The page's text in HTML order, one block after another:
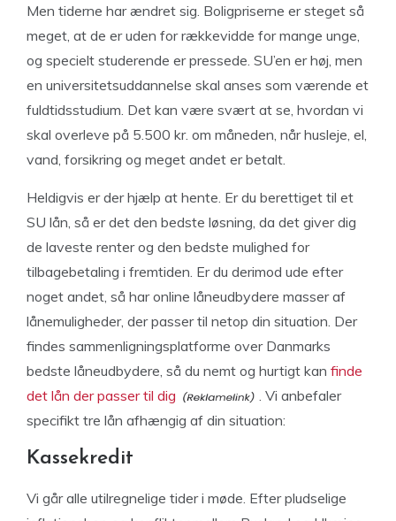
Men tiderne har ændret sig. Boligpriserne er steget så
meget, at de er uden for rækkevidde for mange unge,
og specielt studerende er pressede. SU’en er høj, men
en universitetsuddannelse skal anses som værende et
fuldtidsstudium. Det kan være svært at se, hvordan vi
skal overleve på 5.500 kr. om måneden, når husleje, el,
vand, forsikring og meget andet er betalt.
Heldigvis er der hjælp at hente. Er du berettiget til et
SU lån, så er det den bedste løsning, da det giver dig
de laveste renter og den bedste mulighed for
tilbagebetaling i fremtiden. Er du derimod ude efter
noget andet, så har online låneudbydere masser af
lånemuligheder, der passer til netop din situation. Der
findes sammenligningsplatforme over Danmarks
bedste låneudbydere, så du nemt og hurtigt kan finde
det lån der passer til dig
. Vi anbefaler
specifikt tre lån afhængig af din situation:
Kassekredit
Vi går alle utilregnelige tider i møde. Efter pludselige